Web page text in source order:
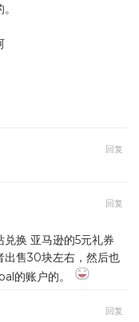
回复
回复
换 亚马逊的5元礼券
出售30块左右，然后也
的账户的。
回复